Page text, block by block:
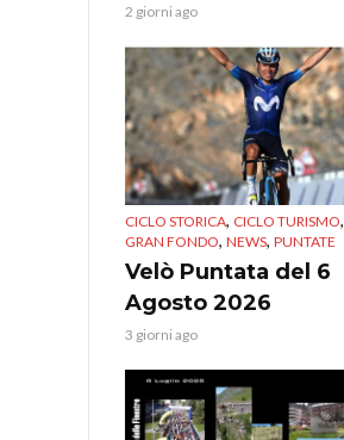
2 giorni ago
CICLO STORICA, CICLO TURISMO,
GRAN FONDO, NEWS, PUNTATE
Velò Puntata del 6
Agosto 2026
3 giorni ago